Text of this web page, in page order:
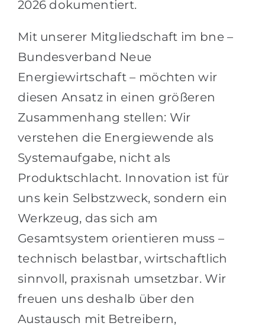
2026 dokumentiert.
Mit unserer Mitgliedschaft im bne –
Bundesverband Neue
Energiewirtschaft – möchten wir
diesen Ansatz in einen größeren
Zusammenhang stellen: Wir
verstehen die Energiewende als
Systemaufgabe, nicht als
Produktschlacht. Innovation ist für
uns kein Selbstzweck, sondern ein
Werkzeug, das sich am
Gesamtsystem orientieren muss –
technisch belastbar, wirtschaftlich
sinnvoll, praxisnah umsetzbar. Wir
freuen uns deshalb über den
Austausch mit Betreibern,